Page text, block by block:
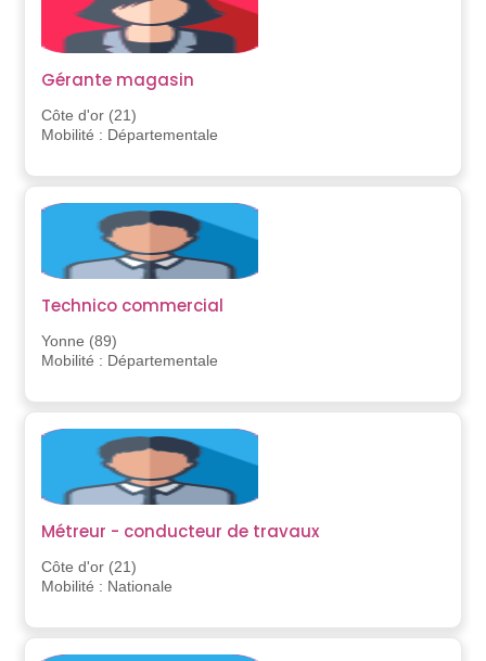
Gérante magasin
Côte d'or (21)
Mobilité : Départementale
Technico commercial
Yonne (89)
Mobilité : Départementale
Métreur - conducteur de travaux
Côte d'or (21)
Mobilité : Nationale